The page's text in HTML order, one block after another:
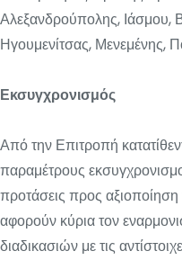
Αλεξανδρούπολης,
Ηγουμενίτσας, Μενεμένης,
Εκσυγχρονισμός
Από την Επιτροπή
παραμέτρους
προτάσεις προς
αφορούν κύρια τον
διαδικασιών με τις